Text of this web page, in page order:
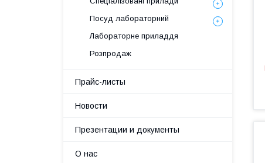
Посуд лабораторний
Лабораторне приладдя
Розпродаж
Прайс-листы
Новости
Презентации и документы
О нас